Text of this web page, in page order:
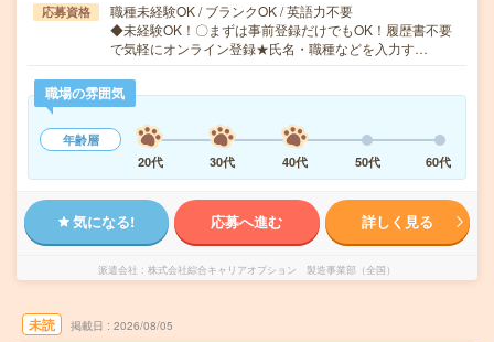
応募資格
職種未経験OK / ブランクOK / 英語力不要
◆未経験OK！〇まずは事前登録だけでもOK！履歴書不要
で気軽にオンライン登録★氏名・職種などを入力す…
職場の雰囲気
年齢層
20代
30代 40代 50代 60代
気になる! 応募へ進む 詳しく見る
派遣会社 株式会社綜合キャリアオプション 製造事業部（全国）
未読 掲載日 2026/08/05